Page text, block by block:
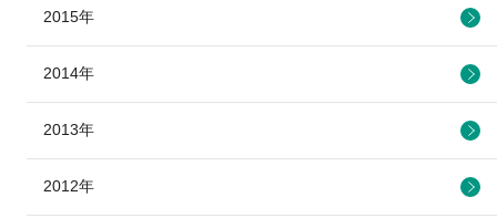
2015年
2014年
2013年
2012年